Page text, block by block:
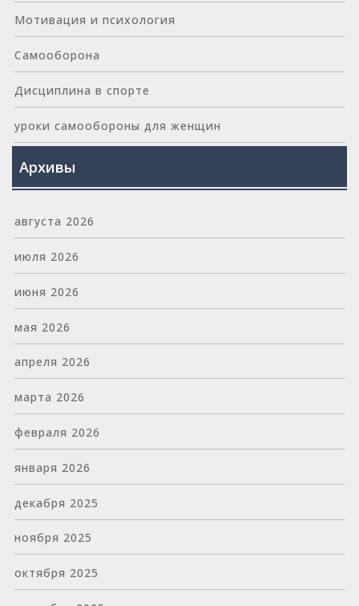
Мотивация и психология
Самооборона
Дисциплина в спорте
уроки самообороны для женщин
Архивы
августа 2026
июля 2026
июня 2026
мая 2026
апреля 2026
марта 2026
февраля 2026
января 2026
декабря 2025
ноября 2025
октября 2025